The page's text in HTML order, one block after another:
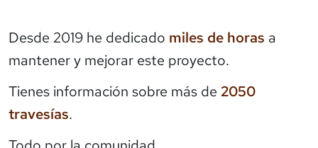
Desde 2019 he dedicado miles de horas a
mantener y mejorar este proyecto.
Tienes información sobre más de 2050
travesías.